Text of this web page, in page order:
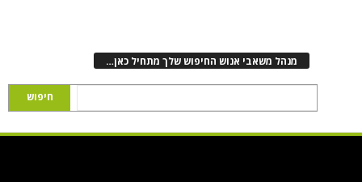
מנהל משאבי אנוש החיפוש שלך מתחיל כאן…